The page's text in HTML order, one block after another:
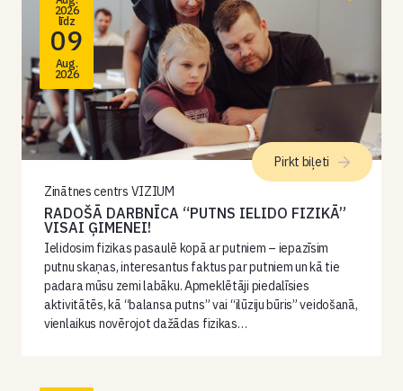
2026
līdz
09
Aug.
2026
Zinātnes centrs VIZIUM
RADOŠĀ DARBNĪCA “PUTNS IELIDO FIZIKĀ”
VISAI ĢIMENEI!
Ielidosim fizikas pasaulē kopā ar putniem – iepazīsim
putnu skaņas, interesantus faktus par putniem un kā tie
padara mūsu zemi labāku. Apmeklētāji piedalīsies
aktivitātēs, kā “balansa putns” vai “ilūziju būris” veidošanā,
vienlaikus novērojot dažādas fizikas…
Pirkt biļeti